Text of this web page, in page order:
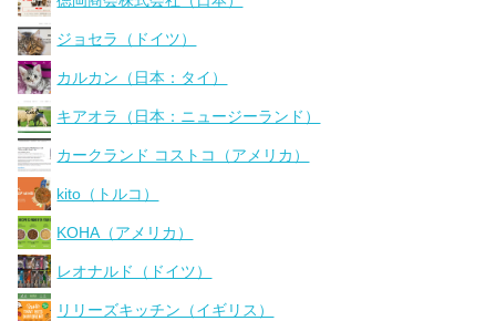
ジョセラ（ドイツ）
カルカン（日本：タイ）
キアオラ（日本：ニュージーランド）
カークランド コストコ（アメリカ）
kito（トルコ）
KOHA（アメリカ）
レオナルド（ドイツ）
リリーズキッチン（イギリス）